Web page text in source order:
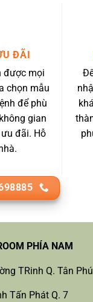
ĐÃI
được mọi
chọn mẫu
để phù
gian
đãi. Hỗ
PHÍA NAM
TRinh Q. Tân Phú
Tấn Phát Q. 7